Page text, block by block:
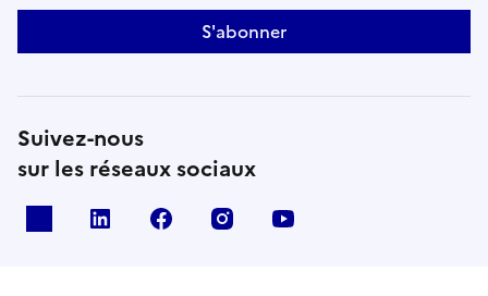
S'abonner
Suivez-nous
sur les réseaux sociaux
linkedin facebook instagram